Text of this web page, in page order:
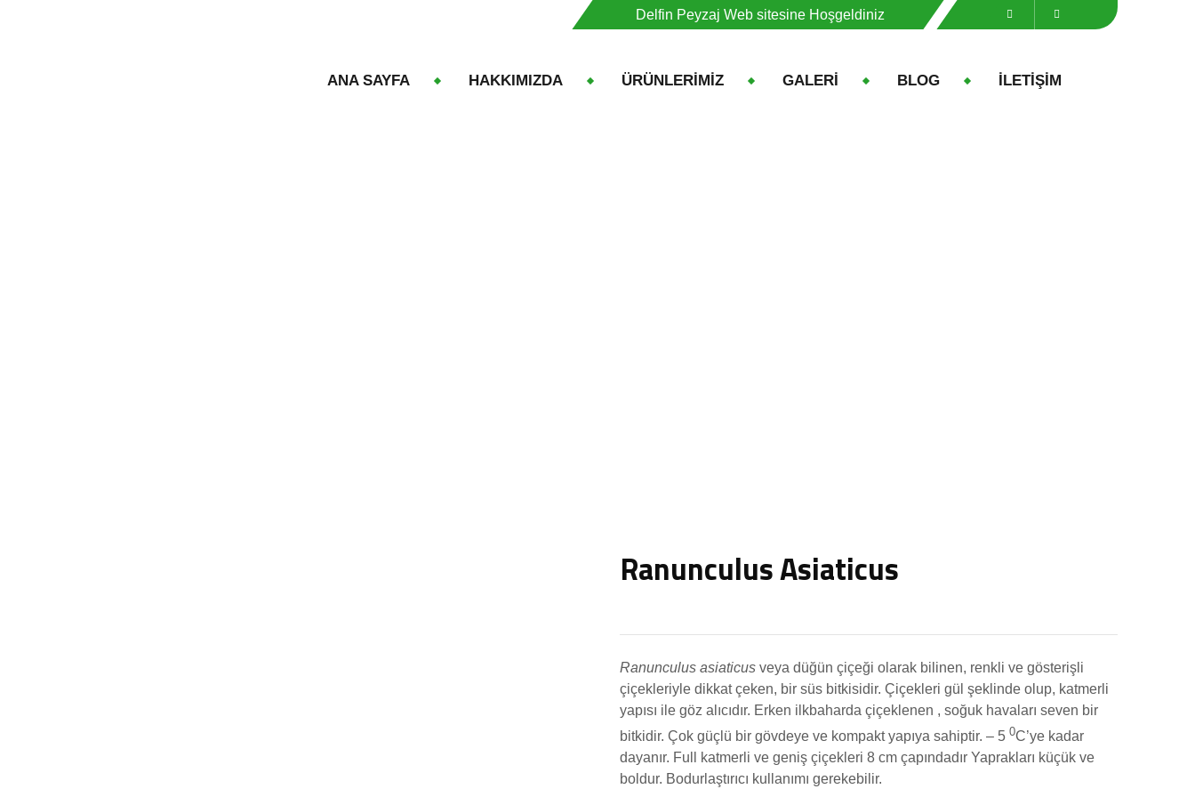
Delfin Peyzaj Web sitesine Hoşgeldiniz
ANA SAYFA HAKKIMIZDA ÜRÜNLERİMİZ GALERİ BLOG İLETİŞİM
Ranunculus Asiaticus
Ranunculus asiaticus veya düğün çiçeği olarak bilinen, renkli ve gösterişli
çiçekleriyle dikkat çeken, bir süs bitkisidir. Çiçekleri gül şeklinde olup, katmerli
yapısı ile göz alıcıdır. Erken ilkbaharda çiçeklenen , soğuk havaları seven bir
bitkidir. Çok güçlü bir gövdeye ve kompakt yapıya sahiptir. – 5 0C’ye kadar
dayanır. Full katmerli ve geniş çiçekleri 8 cm çapındadır Yaprakları küçük ve
boldur. Bodurlaştırıcı kullanımı gerekebilir.